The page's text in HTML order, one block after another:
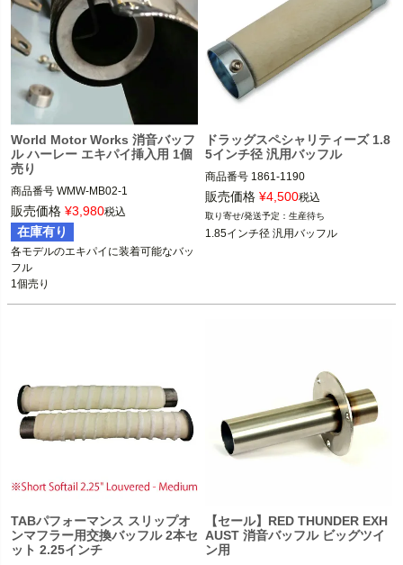
World Motor Works 消音バッフ
ル ハーレー エキパイ挿入用 1個
売り
商品番号 WMW-MB02-1
2016以前 スポーツスター、ダイナ、
ソフテイル、ツーリング
WorldMotorWorks（ワールドモーター
ワークス）
販売価格 ¥3,980税込
在庫有り
各モデルのエキパイに装着可能なバッ
フル
1個売り
ドラッグスペシャリティーズ 1.8
5インチ径 汎用バッフル
商品番号 1861-1190
直径2インチのエキゾーストパイプ
Drag Specialties（ドラッグスペシャ
販売価格 ¥4,500税込
生産待ち
1.85インチ径 汎用バッフル
TABパフォーマンス スリップオ
ンマフラー用交換バッフル 2本セ
ット 2.25インチ
【セール】RED THUNDER EXH
AUST 消音バッフル ビッグツイ
ン用